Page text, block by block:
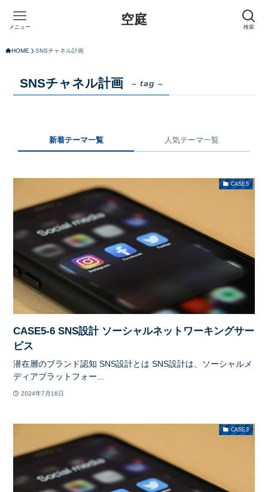
空庭 検索
メニュー
HOME SNSチャネル計画
SNSチャネル計画 – tag –
新着テーマ一覧 人気テーマ一覧
CASE5
CASE5-6 SNS設計 ソーシャルネットワーキングサー
ビス
潜在層のブランド認知 SNS設計とは SNS設計は、ソーシャルメ
ディアプラットフォー...
2024年7月16日
CASE3